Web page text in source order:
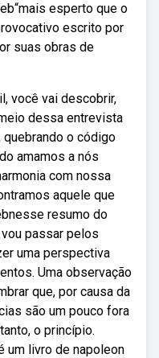
esperto que o
escrito por
suas obras de
você vai descobrir,
dessa entrevista
o código
amamos a nós
com nossa
aquele que
resumo do
passar pelos
uma perspectiva
Uma observação
que, por causa da
são um pouco fora
o princípio.
um livro de napoleon